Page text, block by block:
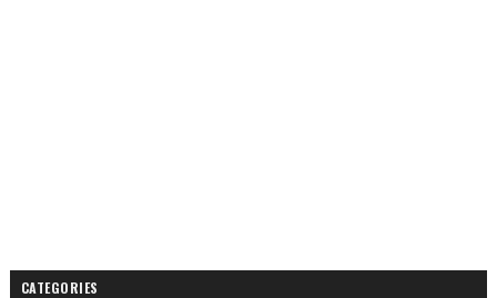
CATEGORIES